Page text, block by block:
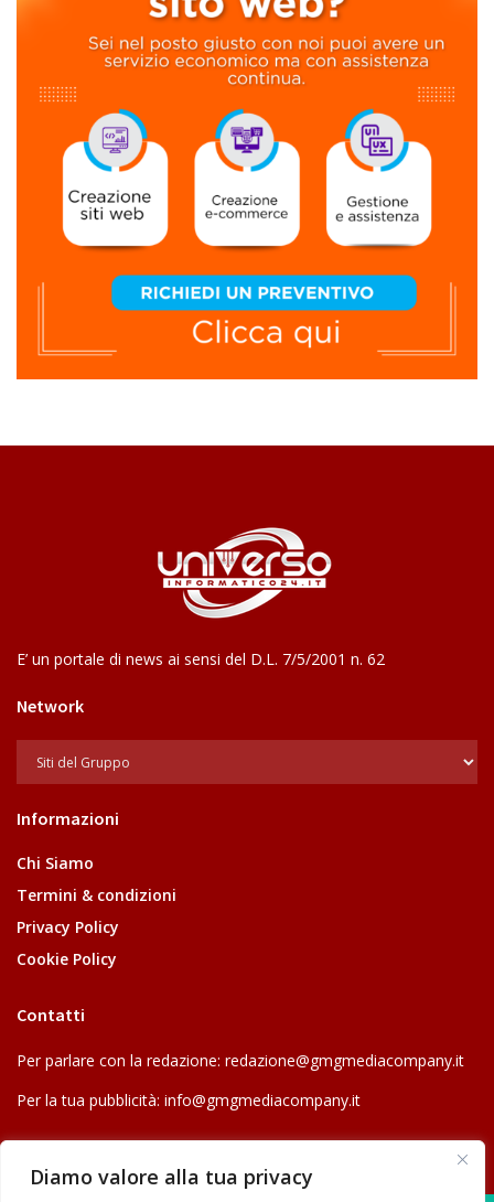
Diamo valore alla tua privacy
E’ un portale di news ai sensi del D.L. 7/5/2001 n. 62
Network
Informazioni
Chi Siamo
Termini & condizioni
Privacy Policy
Cookie Policy
Contatti
Per parlare con la redazione: redazione@gmgmediacompany.it
Per la tua pubblicità: info@gmgmediacompany.it